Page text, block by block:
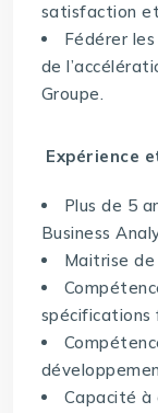
satisfaction
Fédérer
de
Groupe.
Expérience
Plus de 5
Business
Maitrise
spécifications
Capacité à